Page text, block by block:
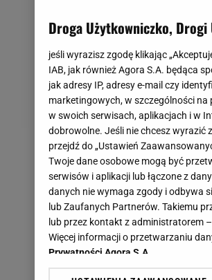
Droga Użytkowniczko,
jeśli wyrazisz zgodę klikając
IAB, jak również Agora S.A. będąca
jak adresy IP, adresy e-mail czy
marketingowych, w szczególności
w swoich serwisach, aplikacjach i w
dobrowolne. Jeśli nie chcesz wyrazić
przejdź do „Ustawień
Twoje dane osobowe mogą być
serwisów i aplikacji lub łączone z
danych nie wymaga zgody i odbywa
lub Zaufanych Partnerów. Takiemu
lub przez kontakt z administratorem
Więcej informacji o przetwarzaniu
Prywatności Agora S.A.